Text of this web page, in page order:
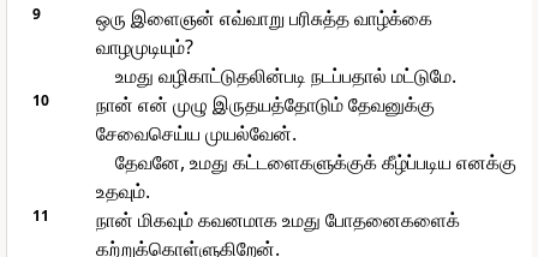
9
ஒரு இளைஞன் எவ்வாறு பரிசுத்த வாழ்க்கை
வாழமுடியும்?
உமது வழிகாட்டுதலின்படி நடப்பதால் மட்டுமே.
10
நான் என் முழு இருதயத்தோடும் தேவனுக்கு
சேவைசெய்ய முயல்வேன்.
தேவனே, உமது கட்டளைகளுக்குக் கீழ்ப்படிய எனக்கு
உதவும்.
11
நான் மிகவும் கவனமாக உமது போதனைகளைக்
கற்றுக்கொள்ளுகிறேன்.